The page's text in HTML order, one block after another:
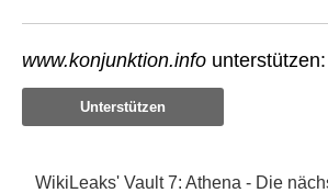
www.konjunktion.info unterstützen:
Unterstützen
WikiLeaks' Vault 7: Athena - Die